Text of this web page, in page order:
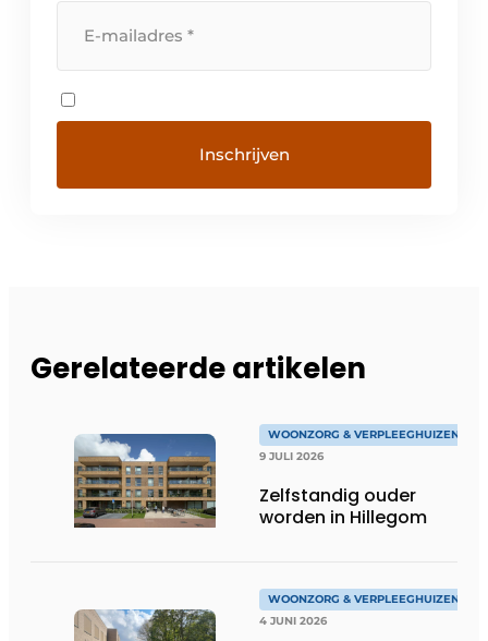
Gerelateerde artikelen
WOONZORG & VERPLEEGHUIZEN
9 JULI 2026
Zelfstandig ouder
worden in Hillegom
WOONZORG & VERPLEEGHUIZEN
4 JUNI 2026